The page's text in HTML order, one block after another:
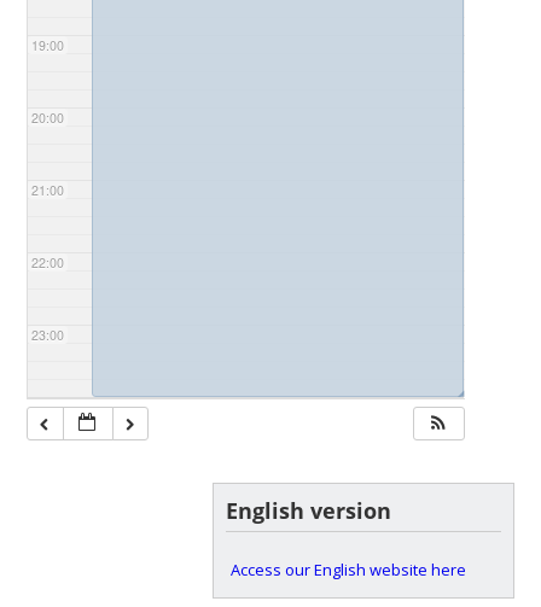
19:00
20:00
21:00
22:00
23:00
◢
English version
Access our English website here